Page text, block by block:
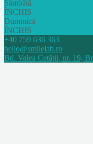
Sâmbătă
ÎNCHIS
Duminică
ÎNCHIS
+40 759 636 363
hello@smilelab.ro
Bd. Valea Cetății, nr. 19,